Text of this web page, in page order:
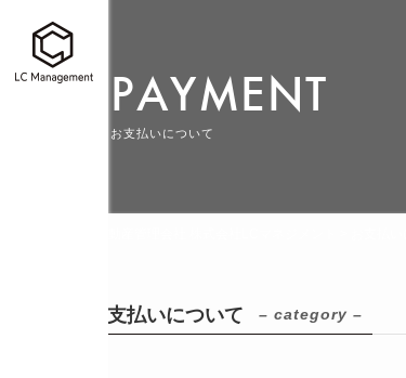
PAYMENT
お支払いについて
お支払いについて – category –